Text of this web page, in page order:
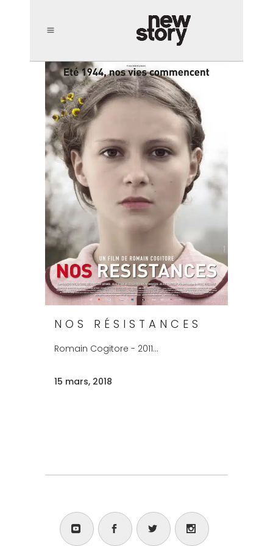
NOS RÉSISTANCES
Romain Cogitore - 2011...
15 mars, 2018